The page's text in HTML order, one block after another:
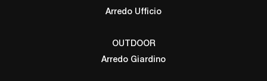
Arredo Ufficio
OUTDOOR
Arredo Giardino